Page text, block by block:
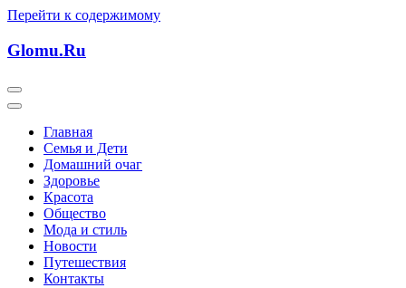
Перейти к содержимому
Glomu.Ru
Главная
Семья и Дети
Домашний очаг
Здоровье
Красота
Общество
Мода и стиль
Новости
Путешествия
Контакты